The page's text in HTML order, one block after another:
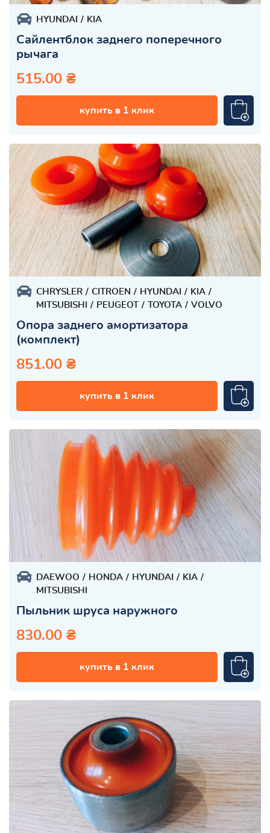
HYUNDAI KIA
Сайлентблок заднего поперечного
рычага
515.00 ₴
купить в 1 клик
CHRYSLER CITROEN HYUNDAI
KIA
MITSUBISHI
PEUGEOT TOYOTA VOLVO
Опора заднего амортизатора
(комплект)
851.00 ₴
купить в 1 клик
DAEWOO HONDA HYUNDAI
KIA
MITSUBISHI
Пыльник шруса наружного
830.00 ₴
купить в 1 клик